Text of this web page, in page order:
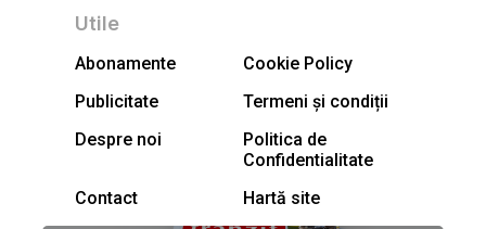
Utile
Abonamente
Cookie Policy
Publicitate
Termeni și condiții
Despre noi
Politica de
Confidentialitate
Contact
Hartă site